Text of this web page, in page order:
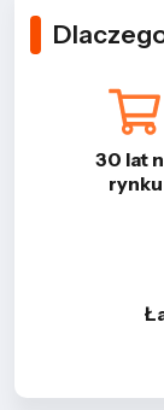
30 lat
rynku